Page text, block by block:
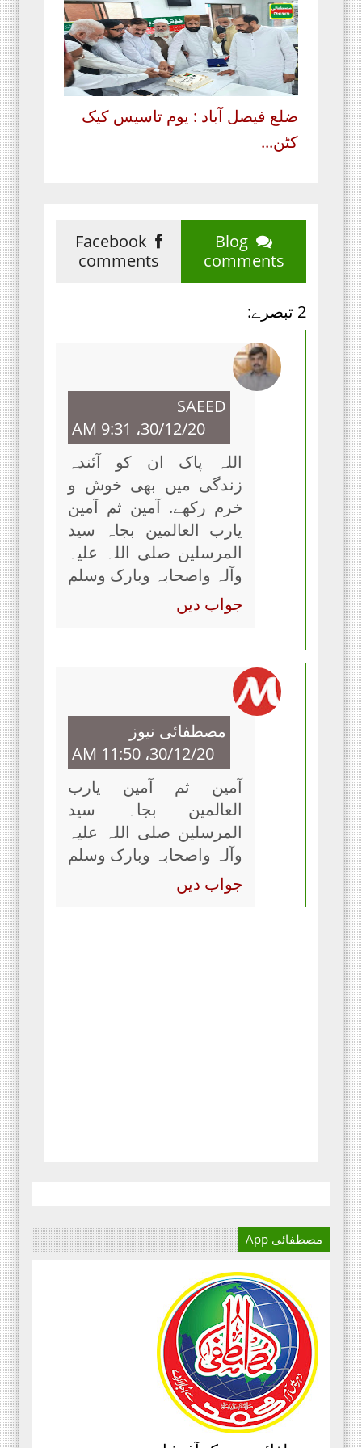
ضلع فیصل آباد : یوم تاسیس کیک
کٹن...
Blog
comments
Facebook
comments
2 تبصرے:
SAEED
30/12/20، 9:31 AM
اللہ پاک ان کو آئندہ
زندگی میں بھی خوش و
خرم رکھے. آمین ثم آمین
یارب العالمین بجاہ سید
المرسلین صلی اللہ علیہ
وآلہ واصحابہ وبارک وسلم
جواب دیں
مصطفائی نیوز
30/12/20، 11:50 AM
آمین ثم آمین یارب
العالمین بجاہ سید
المرسلین صلی اللہ علیہ
وآلہ واصحابہ وبارک وسلم
جواب دیں
مصطفائی App
آج کا دور میڈیا کا دور ہے۔
اور کسی بھی کاز کے بہترین
نتائج کے لئے اس کی اہمیت سے
انکار نہیں کیا جا سکتا۔سعید
علی عمران مصطفائی تحریک فیصل
آباد ڈویژن ۔
2020ء،مصطفائی تحریک،جناب حافظ
قاسم مصطفائی سیکرٹری جنرل